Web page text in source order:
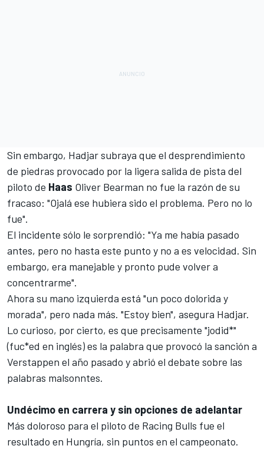
Sin embargo, Hadjar subraya que el desprendimiento
de piedras provocado por la ligera salida de pista del
piloto de Haas Oliver Bearman no fue la razón de su
fracaso: "Ojalá ese hubiera sido el problema. Pero no lo
fue".
El incidente sólo le sorprendió: "Ya me había pasado
antes, pero no hasta este punto y no a es velocidad. Sin
embargo, era manejable y pronto pude volver a
concentrarme".
Ahora su mano izquierda está "un poco dolorida y
morada", pero nada más. "Estoy bien", asegura Hadjar.
Lo curioso, por cierto, es que precisamente "jodid*"
(fuc*ed en inglés) es la palabra que provocó la sanción a
Verstappen el año pasado y abrió el debate sobre las
palabras malsonntes.
Undécimo en carrera y sin opciones de adelantar
Más doloroso para el piloto de Racing Bulls fue el
resultado en Hungría, sin puntos en el campeonato.